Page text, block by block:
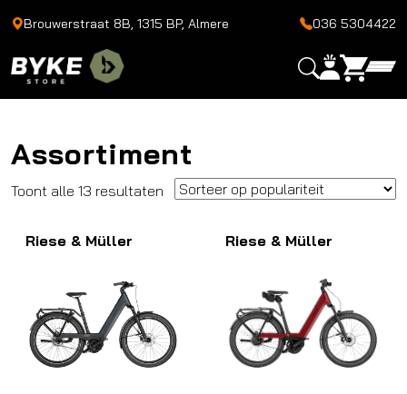
Brouwerstraat 8B, 1315 BP, Almere 036 5304422
Assortiment
Toont alle 13 resultaten Gesorteerd
populariteit
Riese & Müller Riese & Müller